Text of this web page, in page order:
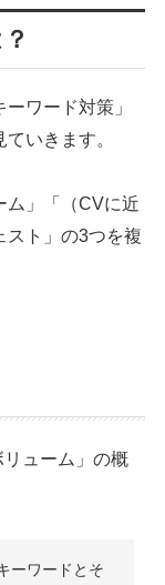
ワード対策」
いきます。
ム」「（CVに近
スト」の3つを複
ューム」の概
ーワードとそ